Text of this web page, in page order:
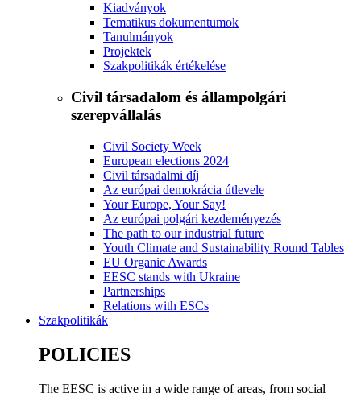
Kiadványok
Tematikus dokumentumok
Tanulmányok
Projektek
Szakpolitikák értékelése
Civil társadalom és állampolgári
szerepvállalás
Civil Society Week
European elections 2024
Civil társadalmi díj
Az európai demokrácia útlevele
Your Europe, Your Say!
Az európai polgári kezdeményezés
The path to our industrial future
Youth Climate and Sustainability Round Tables
EU Organic Awards
EESC stands with Ukraine
Partnerships
Relations with ESCs
Szakpolitikák
POLICIES
The EESC is active in a wide range of areas, from social